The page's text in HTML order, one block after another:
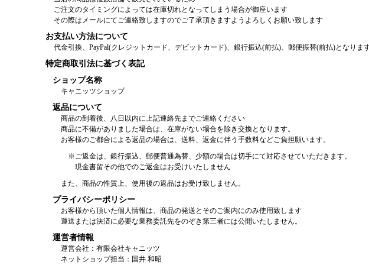
ご注文のタイミングによっては在庫切れとなってしまう場合が御座います
その際はメールにてご連絡致しますのでご了承頂きますようよろしくお願い致します
お支払い方法について
代金引換、PayPal(クレジットカード、デビットカード)、銀行振込(前払)、郵便振替(前払)となりま
特定商取引法に基づく表記
ショップ名称
キャニッツショップ
返品について
商品の到着後、八日以内に上記連絡先までご連絡ください
商品に不備がありました場合は、在庫がない場合を除き交換となります。
お客様のご都合による返品の場合は、送料、返金に伴う手数料などご負担願います。
※ご返金は、銀行振込、郵便普通為替、少額の場合は切手にて対応させていただきます。
現金書留その他でのご返金はお受けいたしません
また、商品の性質上、使用後の返品はお受け致しません。
プライバシーポリシー
お客様から頂いた個人情報は、商品の発送とそのご案内にのみ使用致します
運送または決済に必要な業務委託先をのぞき第三者には公開いたしません。
運営者情報
運営会社：有限会社キャニッツ
ネットショップ担当：国井 和昭